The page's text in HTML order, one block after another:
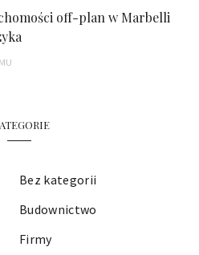
off-plan w Marbelli
Bez kategorii
Budownictwo
Firmy